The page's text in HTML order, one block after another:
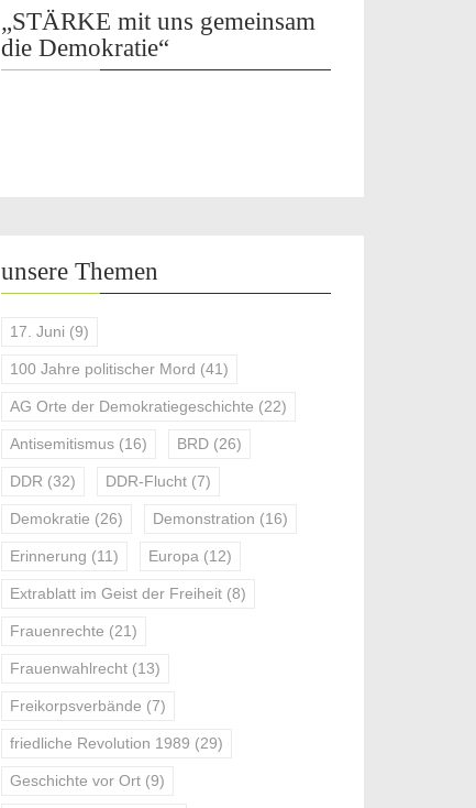
„STÄRKE mit uns gemeinsam
die Demokratie“
unsere Themen
17. Juni (9)
100 Jahre politischer Mord (41)
AG Orte der Demokratiegeschichte (22)
Antisemitismus (16) BRD (26)
DDR (32) DDR-Flucht (7)
Demokratie (26) Demonstration (16)
Erinnerung (11) Europa (12)
Extrablatt im Geist der Freiheit (8)
Frauenrechte (21)
Frauenwahlrecht (13)
Freikorpsverbände (7)
friedliche Revolution 1989 (29)
Geschichte vor Ort (9)